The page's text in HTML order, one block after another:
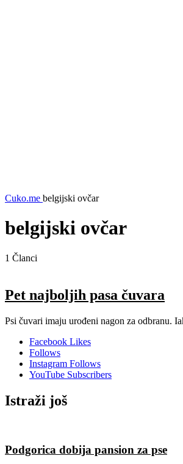
Cuko.me belgijski ovčar
belgijski ovčar
1 Članci
Pet najboljih pasa čuvara
Psi čuvari imaju urođeni nagon za odbranu.
Facebook Likes
Follows
Instagram Follows
YouTube Subscribers
Istraži još
Podgorica dobija pansion za pse